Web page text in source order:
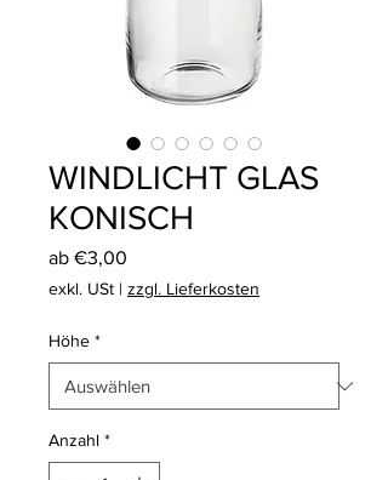
WINDLICHT GLAS
KONISCH
ab €3,00
exkl. USt | zzgl. Lieferkosten
Höhe *
Anzahl *